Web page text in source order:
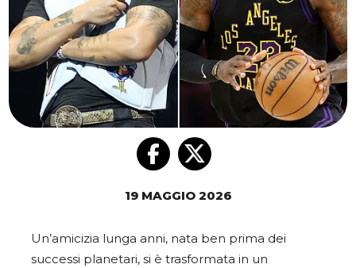
19 MAGGIO 2026
Un’amicizia lunga anni, nata ben prima dei
successi planetari, si è trasformata in un